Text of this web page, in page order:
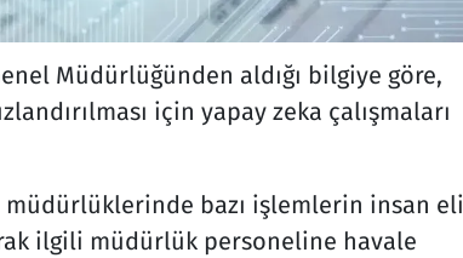
Müdürlüğünden aldığı bilgiye göre,
için yapay zeka çalışmaları
bazı işlemlerin insan eli
ilgili müdürlük personeline havale